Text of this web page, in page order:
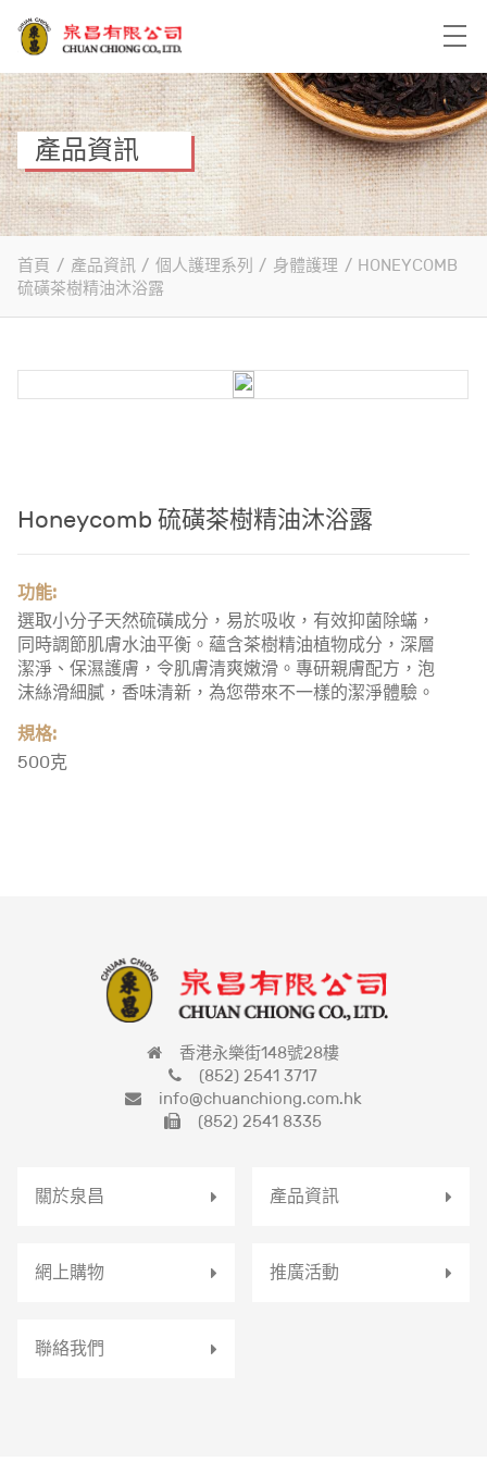
產品資訊
首頁 / 產品資訊 / 個人護理系列 / 身體護理 / HONEYCOMB
硫磺茶樹精油沐浴露
Honeycomb 硫磺茶樹精油沐浴露
功能:
選取小分子天然硫磺成分，易於吸收，有效抑菌除蟎，
同時調節肌膚水油平衡。蘊含茶樹精油植物成分，深層
潔淨、保濕護膚，令肌膚清爽嫩滑。專研親膚配方，泡
沫絲滑細膩，香味清新，為您帶來不一樣的潔淨體驗。
規格:
500克
香港永樂街148號28樓
(852) 2541 3717
info@chuanchiong.com.hk
(852) 2541 8335
關於泉昌 產品資訊
網上購物 推廣活動
聯絡我們